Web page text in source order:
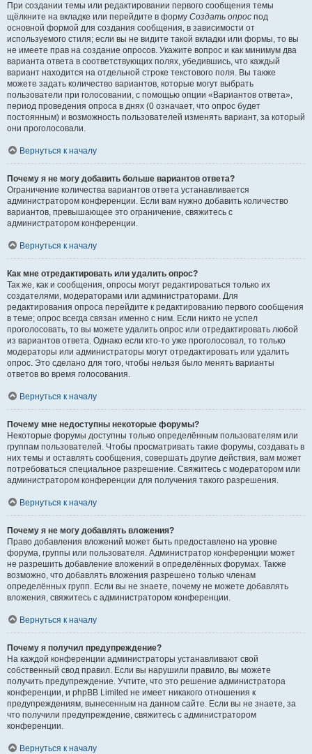
При создании темы или редактировании первого сообщения темы
щёлкните на вкладке или перейдите в форму Создать опрос под
основной формой для создания сообщения, в зависимости от
используемого стиля; если вы не видите такой вкладки или формы, то вы
не имеете прав на создание опросов. Укажите вопрос и как минимум два
варианта ответа в соответствующих полях, убедившись, что каждый
вариант находится на отдельной строке текстового поля. Вы также
можете задать количество вариантов, которые могут выбрать
пользователи при голосовании, с помощью опции «Вариантов ответа»,
период проведения опроса в днях (0 означает, что опрос будет
постоянным) и возможность пользователей изменять вариант, за который
они проголосовали.
Вернуться к началу
Почему я не могу добавить больше вариантов ответа?
Ограничение количества вариантов ответа устанавливается
администратором конференции. Если вам нужно добавить количество
вариантов, превышающее это ограничение, свяжитесь с
администратором конференции.
Вернуться к началу
Как мне отредактировать или удалить опрос?
Так же, как и сообщения, опросы могут редактироваться только их
создателями, модераторами или администраторами. Для
редактирования опроса перейдите к редактированию первого сообщения
в теме; опрос всегда связан именно с ним. Если никто не успел
проголосовать, то вы можете удалить опрос или отредактировать любой
из вариантов ответа. Однако если кто-то уже проголосовал, то только
модераторы или администраторы могут отредактировать или удалить
опрос. Это сделано для того, чтобы нельзя было менять варианты
ответов во время голосования.
Вернуться к началу
Почему мне недоступны некоторые форумы?
Некоторые форумы доступны только определённым пользователям или
группам пользователей. Чтобы просматривать такие форумы, создавать в
них темы и оставлять сообщения, совершать другие действия, вам может
потребоваться специальное разрешение. Свяжитесь с модератором или
администратором конференции для получения такого разрешения.
Вернуться к началу
Почему я не могу добавлять вложения?
Право добавления вложений может быть предоставлено на уровне
форума, группы или пользователя. Администратор конференции может
не разрешить добавление вложений в определённых форумах. Также
возможно, что добавлять вложения разрешено только членам
определённых групп. Если вы не знаете, почему не можете добавлять
вложения, свяжитесь с администратором конференции.
Вернуться к началу
Почему я получил предупреждение?
На каждой конференции администраторы устанавливают свой
собственный свод правил. Если вы нарушили правило, вы можете
получить предупреждение. Учтите, что это решение администратора
конференции, и phpBB Limited не имеет никакого отношения к
предупреждениям, вынесенным на данном сайте. Если вы не знаете, за
что получили предупреждение, свяжитесь с администратором
конференции.
Вернуться к началу